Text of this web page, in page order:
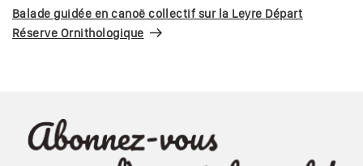
suivant
Balade guidée en canoë collectif sur la Leyre Départ
Réserve Ornithologique